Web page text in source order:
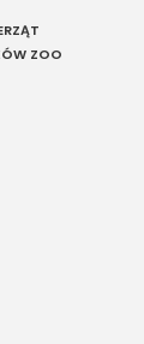
ZOO